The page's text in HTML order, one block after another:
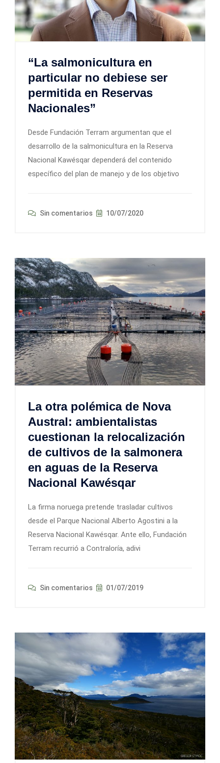
“La salmonicultura en
particular no debiese ser
permitida en Reservas
Nacionales”
Desde Fundación Terram argumentan que el
desarrollo de la salmonicultura en la Reserva
Nacional Kawésqar dependerá del contenido
específico del plan de manejo y de los objetivo
Sin comentarios 10/07/2020
La otra polémica de Nova
Austral: ambientalistas
cuestionan la relocalización
de cultivos de la salmonera
en aguas de la Reserva
Nacional Kawésqar
La firma noruega pretende trasladar cultivos
desde el Parque Nacional Alberto Agostini a la
Reserva Nacional Kawésqar. Ante ello, Fundación
Terram recurrió a Contraloría, adivi
Sin comentarios 01/07/2019